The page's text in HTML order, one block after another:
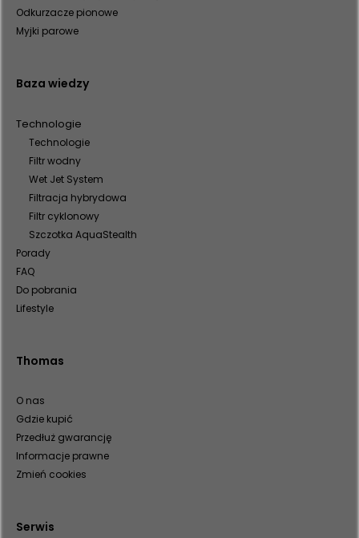
Odkurzacze pionowe
Myjki parowe
Baza wiedzy
Technologie
Technologie
Filtr wodny
Wet Jet System
Filtracja hybrydowa
Filtr cyklonowy
Szczotka AquaStealth
Porady
FAQ
Do pobrania
Lifestyle
Thomas
O nas
Gdzie kupić
Przedłuż gwarancję
Informacje prawne
Zmień cookies
Serwis